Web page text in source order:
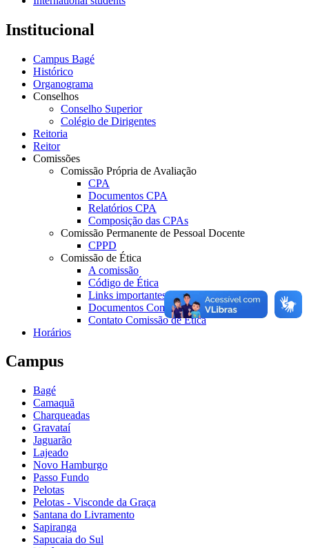
Institucional
Campus Bagé
Histórico
Organograma
Conselhos
Conselho Superior
Colégio de Dirigentes
Reitoria
Reitor
Comissões
Comissão Própria de Avaliação
CPA
Documentos CPA
Relatórios CPA
Composição das CPAs
Comissão Permanente de Pessoal Docente
CPPD
Comissão de Ética
A comissão
Código de Ética
Links importantes
Documentos Comissão de Ética
Contato Comissão de Ética
Horários
Campus
Bagé
Camaquã
Charqueadas
Gravataí
Jaguarão
Lajeado
Novo Hamburgo
Passo Fundo
Pelotas
Pelotas - Visconde da Graça
Santana do Livramento
Sapiranga
Sapucaia do Sul